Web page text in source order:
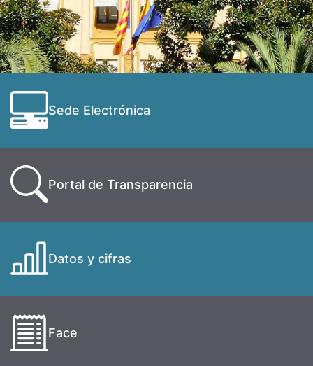
Sede Electrónica
Portal de Transparencia
Datos y cifras
Face